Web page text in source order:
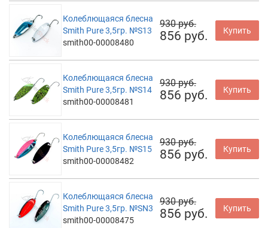
Колеблющаяся блесна
Smith Pure 3,5гр. №S13
smith00-00008480
930 руб.
856 руб. Купить
Колеблющаяся блесна
Smith Pure 3,5гр. №S14
smith00-00008481
930 руб.
856 руб. Купить
Колеблющаяся блесна
Smith Pure 3,5гр. №S15
smith00-00008482
930 руб.
856 руб. Купить
Колеблющаяся блесна
Smith Pure 3,5гр. №SN3
smith00-00008475
930 руб.
856 руб. Купить